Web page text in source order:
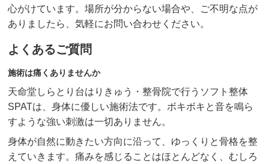
心がけています。場所が分からない場合や、ご不明な点が
ありましたら、気軽にお問い合わせください。
よくあるご質問
施術は痛くありませんか
天命堂しらとり台はりきゅう・整骨院で行うソフト整体
SPATは、身体に優しい施術法です。ボキボキと音を鳴ら
すような強い刺激は一切ありません。
身体が自然に動きたい方向に沿って、ゆっくりと骨格を整
えていきます。痛みを感じることはほとんどなく、むしろ